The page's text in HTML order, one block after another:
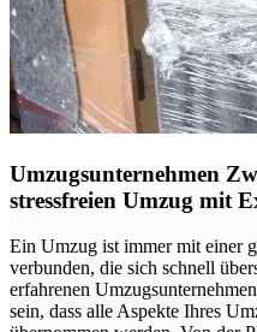
Umzugsunternehmen
stressfreien Umzug mit
Ein Umzug ist immer mit einer
verbunden, die sich schnell
erfahrenen
sein, dass alle Aspekte Ihres